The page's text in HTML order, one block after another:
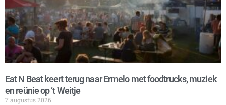
Eat N Beat keert terug naar Ermelo met foodtrucks, muziek
en reünie op ’t Weitje
7 augustus 2026